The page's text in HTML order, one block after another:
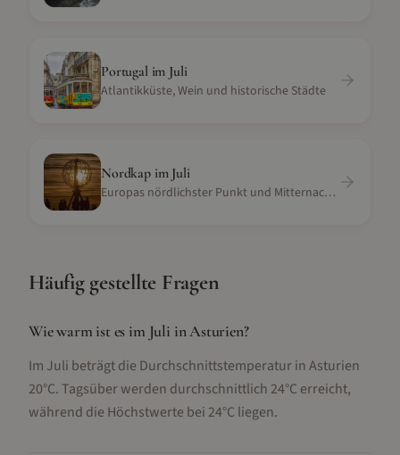
Portugal im Juli
Atlantikküste, Wein und historische Städte
Nordkapim Juli
Europas nördlichster Punkt und Mitternachtssonne
Häufig gestellte Fragen
Wie warm ist es im Juli in Asturien?
Im Juli beträgt die Durchschnittstemperatur in Asturien
20°C. Tagsüber werden durchschnittlich 24°C erreicht,
während die Höchstwerte bei 24°C liegen.